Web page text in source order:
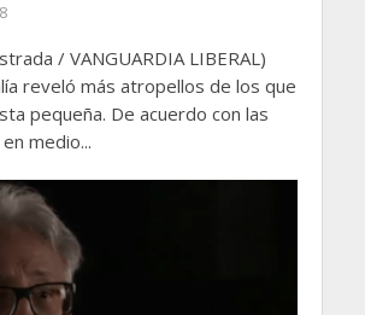
/ VANGUARDIA LIBERAL)
reveló más atropellos de los que
pequeña. De acuerdo con las
medio...